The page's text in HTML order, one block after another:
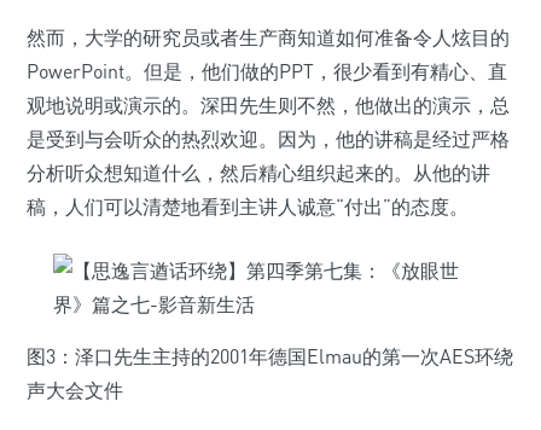
然而，大学的研究员或者生产商知道如何准备令人炫目的
PowerPoint。但是，他们做的PPT，很少看到有精心、直
观地说明或演示的。深田先生则不然，他做出的演示，总
是受到与会听众的热烈欢迎。因为，他的讲稿是经过严格
分析听众想知道什么，然后精心组织起来的。从他的讲
稿，人们可以清楚地看到主讲人诚意“付出”的态度。
图3：泽口先生主持的2001年德国Elmau的第一次AES环绕
声大会文件